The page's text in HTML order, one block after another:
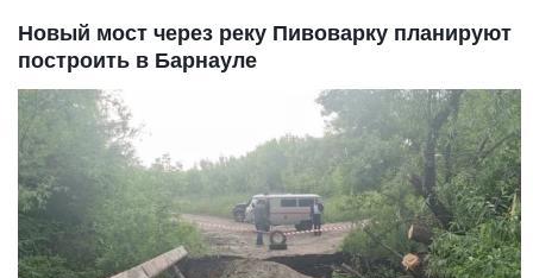
Новый мост через реку Пивоварку планируют
построить в Барнауле